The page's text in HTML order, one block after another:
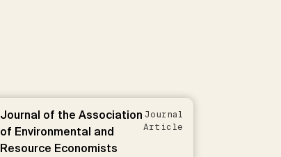
Journal of the Association
of Environmental and
Resource Economists
Journal
Article